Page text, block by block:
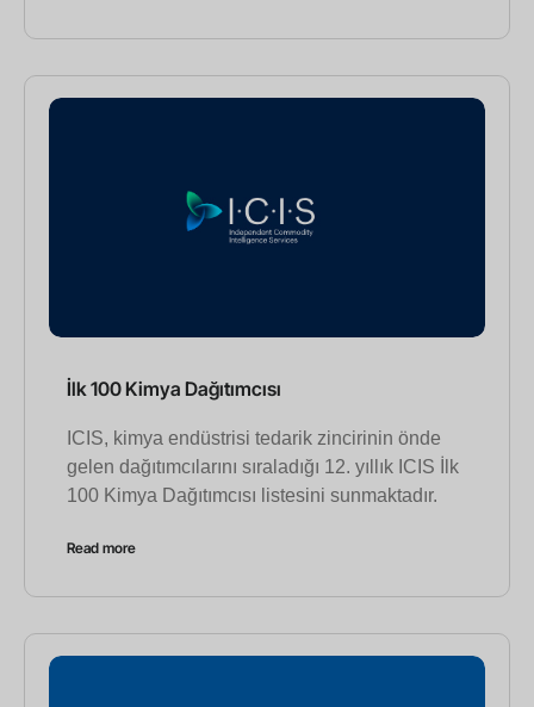
İlk 100 Kimya Dağıtımcısı
ICIS, kimya endüstrisi tedarik zincirinin önde
gelen dağıtımcılarını sıraladığı 12. yıllık ICIS İlk
100 Kimya Dağıtımcısı listesini sunmaktadır.
Read more